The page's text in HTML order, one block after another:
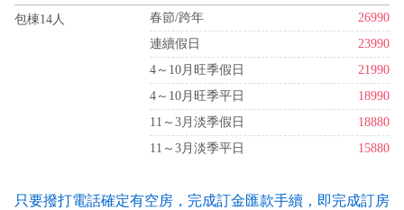
包棟14人 春節/跨年
26990
連續假日
23990
4～10月旺季假日
21990
4～10月旺季平日
18990
11～3月淡季假日
18880
11～3月淡季平日
15880
只要撥打電話確定有空房，完成訂金匯款手續，即完成訂房